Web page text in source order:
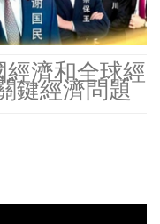
濟和全球經
鍵經濟問題